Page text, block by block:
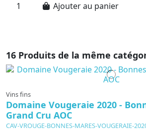
Ajouter au panier
16 Produits de la même
Vins fins
Domaine Vougeraie 2020 -
Grand Cru AOC
CAV-VROUGE-BONNES-MARES-VOUGERAIE-